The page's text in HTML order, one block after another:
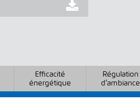
Efficacité
énergétique
Régulation
d’ambiance